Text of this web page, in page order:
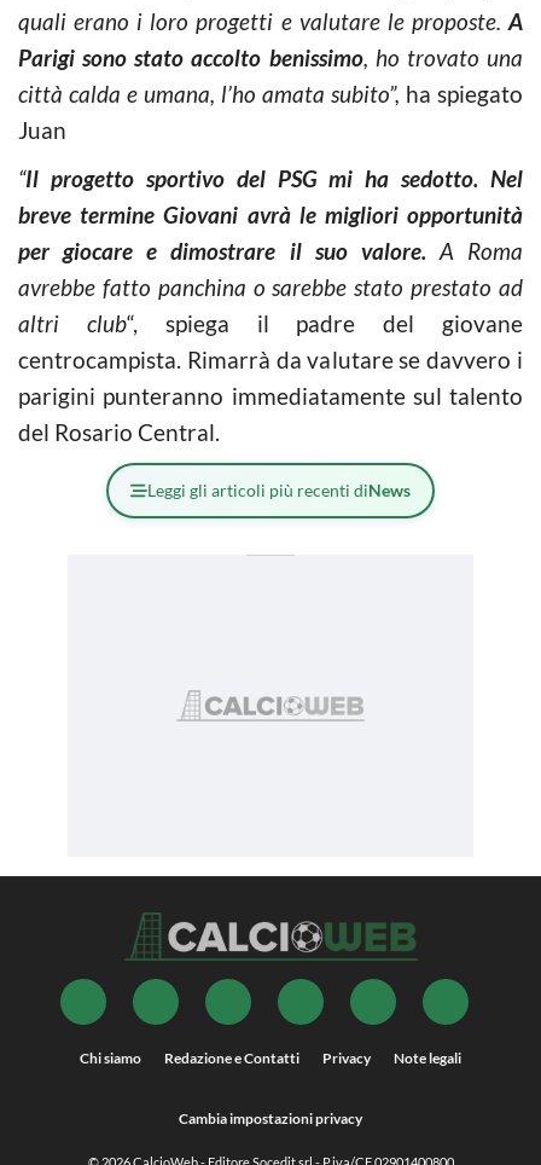
quali erano i loro progetti e valutare le proposte. A
Parigi sono stato accolto benissimo, ho trovato una
città calda e umana, l’ho amata subito”, ha spiegato
Juan
“Il progetto sportivo del PSG mi ha sedotto. Nel
breve termine Giovani avrà le migliori opportunità
per giocare e dimostrare il suo valore.A Roma
avrebbe fatto panchina o sarebbe stato prestato ad
altri club“, spiega il padre del giovane
centrocampista. Rimarrà da valutare se davvero i
parigini punteranno immediatamente sul talento
del Rosario Central.
Leggi gli articoli più recenti diNews
Chi siamo Redazione e Contatti Privacy Note legali
Cambia impostazioni privacy